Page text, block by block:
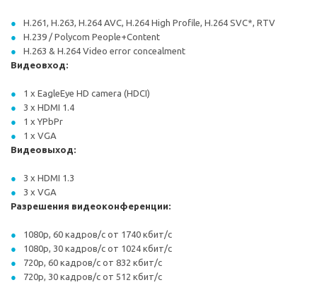
H.261, H.263, H.264 AVC, H.264 High Profile, H.264 SVC*, RTV
H.239 / Polycom People+Content
H.263 & H.264 Video error concealment
Видеовход:
1 x EagleEye HD camera (HDCI)
3 x HDMI 1.4
1 x YPbPr
1 x VGA
Видеовыход:
3 x HDMI 1.3
3 x VGA
Разрешения видеоконференции:
1080p, 60 кадров/с от 1740 кбит/с
1080p, 30 кадров/с от 1024 кбит/с
720p, 60 кадров/с от 832 кбит/с
720p, 30 кадров/с от 512 кбит/с